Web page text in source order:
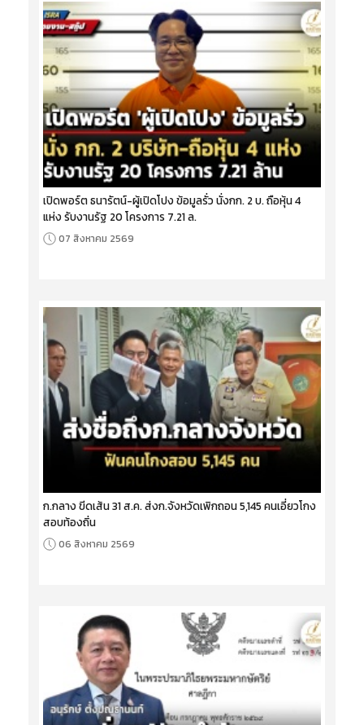
เปิดพอร์ต ธนารัตน์-ผู้เปิดโปง ข้อมูลรั่ว นั่งกก. 2 บ. ถือหุ้น 4
แห่ง รับงานรัฐ 20 โครงการ 7.21 ล.
07 สิงหาคม 2569
ก.กลาง ขีดเส้น 31 ส.ค. ส่งก.จังหวัดเพิกถอน 5,145 คนเอี่ยวโกง
สอบท้องถิ่น
06 สิงหาคม 2569